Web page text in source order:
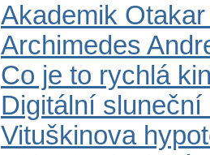
Akademik
Archimedes
Co je to rychlá
Digitální
Vituškinova